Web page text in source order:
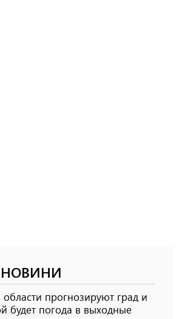
НОВИНИ
прогнозируют град и
будет погода в выходные